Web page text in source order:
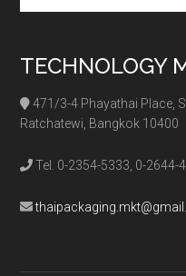
TECHNOLOGY
471/3-4 Phayathai Place,
Ratchatewi, Bangkok 10400
Tel. 0-2354-5333, 0-2644-